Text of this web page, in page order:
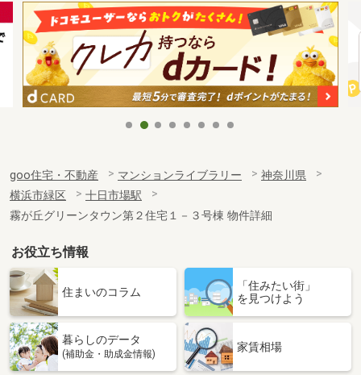
goo住宅・不動産 マンションライブラリー
神奈川県
横浜市緑区
十日市場駅
霧が丘グリーンタウン第２住宅１－３号棟 物件詳細
お役立ち情報
住まいのコラム
「住みたい街」
を見つけよう
暮らしのデータ
(補助金・助成金情報)
家賃相場